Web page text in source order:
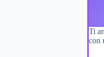
Ti
con